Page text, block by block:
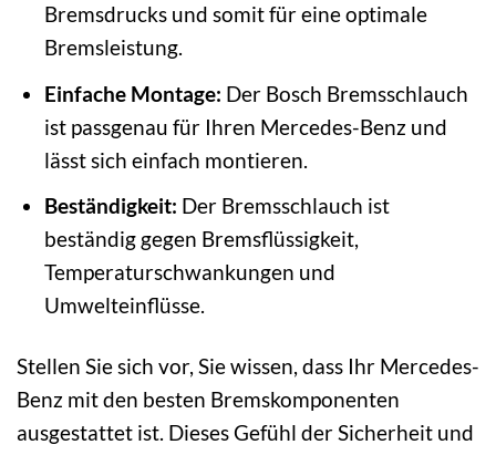
Bremsdrucks und somit für eine optimale
Bremsleistung.
Einfache Montage: Der Bosch Bremsschlauch
ist passgenau für Ihren Mercedes-Benz und
lässt sich einfach montieren.
Beständigkeit: Der Bremsschlauch ist
beständig gegen Bremsflüssigkeit,
Temperaturschwankungen und
Umwelteinflüsse.
Stellen Sie sich vor, Sie wissen, dass Ihr Mercedes-
Benz mit den besten Bremskomponenten
ausgestattet ist. Dieses Gefühl der Sicherheit und